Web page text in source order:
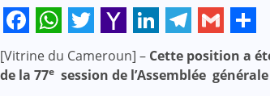
Facebook
WhatsApp
Twitter
Yahoo
Mail
LinkedIn
Gmail
[Vitrine du Cameroun] – Cette position a
de la 77e session de l’Assemblée